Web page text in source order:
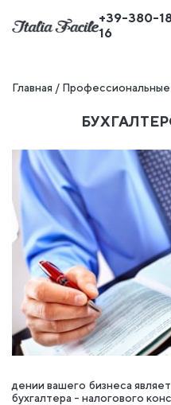
+39-380-
16
Главная / Профессиональные
дении вашего бизнеса
бухгалтера - налогового